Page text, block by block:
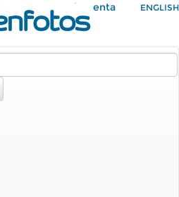
Mi Cuenta ENGLISH